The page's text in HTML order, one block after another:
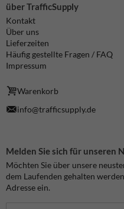
über TrafficSupply
Kontakt
Über uns
Lieferzeiten
Häufig gestellte Fragen / FAQ
Impressum
Warenkorb
info@trafficsupply.de
Melden Sie sich für unseren
Möchten Sie über unsere
dem Laufenden gehalten
Adresse ein.